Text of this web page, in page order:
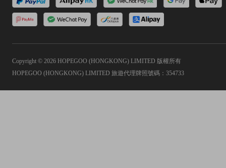
Copyright © 2026 HOPEGOO (HONGKONG) LIMITED 版權所有
HOPEGOO (HONGKONG) LIMITED 旅遊代理牌照號碼：354733